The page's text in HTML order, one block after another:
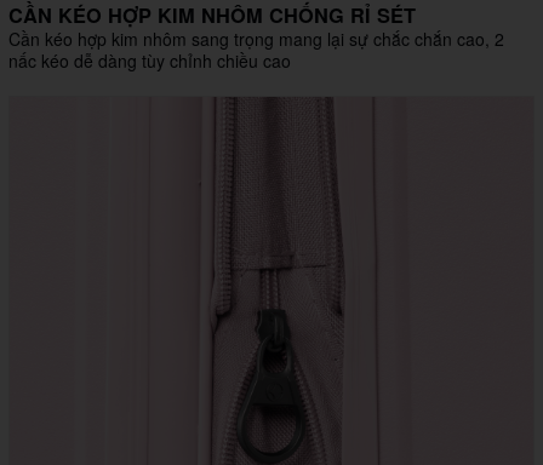
CẦN KÉO HỢP KIM NHÔM CHỐNG RỈ SÉT
Cần kéo hợp kim nhôm sang trọng mang lại sự chắc chắn cao, 2
nấc kéo dễ dàng tùy chỉnh chiều cao